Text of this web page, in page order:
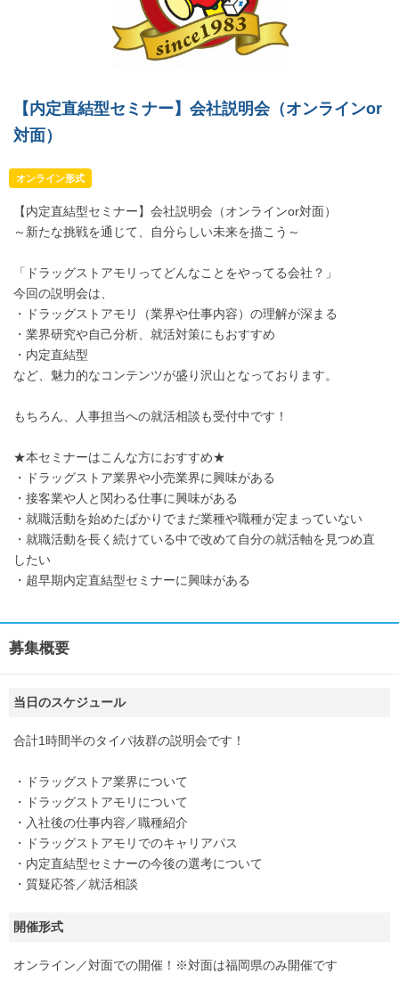
【内定直結型セミナー】会社説明会（オンラインor
対面）
オンライン形式
【内定直結型セミナー】会社説明会（オンラインor対面）
～新たな挑戦を通じて、自分らしい未来を描こう～
「ドラッグストアモリってどんなことをやってる会社？」
今回の説明会は、
・ドラッグストアモリ（業界や仕事内容）の理解が深まる
・業界研究や自己分析、就活対策にもおすすめ
・内定直結型
など、魅力的なコンテンツが盛り沢山となっております。
もちろん、人事担当への就活相談も受付中です！
★本セミナーはこんな方におすすめ★
・ドラッグストア業界や小売業界に興味がある
・接客業や人と関わる仕事に興味がある
・就職活動を始めたばかりでまだ業種や職種が定まっていない
・就職活動を長く続けている中で改めて自分の就活軸を見つめ直
したい
・超早期内定直結型セミナーに興味がある
募集概要
当日のスケジュール
合計1時間半のタイパ抜群の説明会です！
・ドラッグストア業界について
・ドラッグストアモリについて
・入社後の仕事内容／職種紹介
・ドラッグストアモリでのキャリアパス
・内定直結型セミナーの今後の選考について
・質疑応答／就活相談
開催形式
オンライン／対面での開催！※対面は福岡県のみ開催です